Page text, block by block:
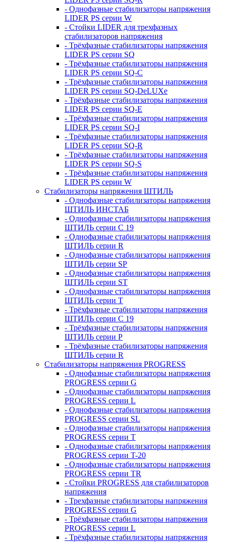
- Однофазные стабилизаторы напряжения
LIDER PS серии W
- Стойки LIDER для трехфазных
стабилизаторов напряжения
- Трёхфазные стабилизаторы напряжения
LIDER PS серии SQ
- Трёхфазные стабилизаторы напряжения
LIDER PS серии SQ-C
- Трёхфазные стабилизаторы напряжения
LIDER PS серии SQ-DeLUXe
- Трёхфазные стабилизаторы напряжения
LIDER PS серии SQ-E
- Трёхфазные стабилизаторы напряжения
LIDER PS серии SQ-I
- Трёхфазные стабилизаторы напряжения
LIDER PS серии SQ-R
- Трёхфазные стабилизаторы напряжения
LIDER PS серии SQ-S
- Трёхфазные стабилизаторы напряжения
LIDER PS серии W
Стабилизаторы напряжения ШТИЛЬ
- Однофазные стабилизаторы напряжения
ШТИЛЬ ИНСТАБ
- Однофазные стабилизаторы напряжения
ШТИЛЬ серии C 19
- Однофазные стабилизаторы напряжения
ШТИЛЬ серии R
- Однофазные стабилизаторы напряжения
ШТИЛЬ серии SP
- Однофазные стабилизаторы напряжения
ШТИЛЬ серии ST
- Однофазные стабилизаторы напряжения
ШТИЛЬ серии T
- Трёхфазные стабилизаторы напряжения
ШТИЛЬ серии C 19
- Трёхфазные стабилизаторы напряжения
ШТИЛЬ серии P
- Трёхфазные стабилизаторы напряжения
ШТИЛЬ серии R
Стабилизаторы напряжения PROGRESS
- Однофазные стабилизаторы напряжения
PROGRESS серии G
- Однофазные стабилизаторы напряжения
PROGRESS серии L
- Однофазные стабилизаторы напряжения
PROGRESS серии SL
- Однофазные стабилизаторы напряжения
PROGRESS серии T
- Однофазные стабилизаторы напряжения
PROGRESS серии T-20
- Однофазные стабилизаторы напряжения
PROGRESS серии TR
- Стойки PROGRESS для стабилизаторов
напряжения
- Трехфазные стабилизаторы напряжения
PROGRESS серии G
- Трёхфазные стабилизаторы напряжения
PROGRESS серии L
- Трёхфазные стабилизаторы напряжения